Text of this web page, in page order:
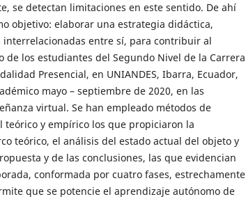
se detectan limitaciones en este sentido. De ahí
objetivo: elaborar una estrategia didáctica,
interrelacionadas entre sí, para contribuir al
de los estudiantes del Segundo Nivel de la Carrera
Presencial, en UNIANDES, Ibarra, Ecuador,
mayo – septiembre de 2020, en las
virtual. Se han empleado métodos de
teórico y empírico los que propiciaron la
teórico, el análisis del estado actual del objeto y
y de las conclusiones, las que evidencian
conformada por cuatro fases, estrechamente
que se potencie el aprendizaje autónomo de